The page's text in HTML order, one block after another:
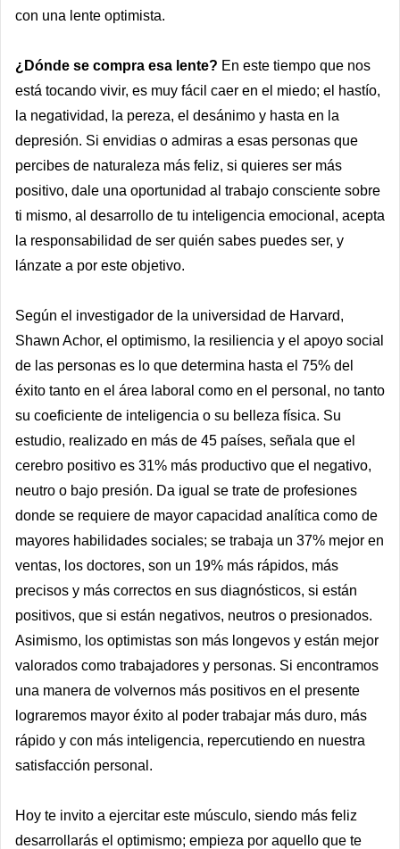
con una lente optimista.
¿Dónde se compra esa lente? En este tiempo que nos
está tocando vivir, es muy fácil caer en el miedo; el hastío,
la negatividad, la pereza, el desánimo y hasta en la
depresión. Si envidias o admiras a esas personas que
percibes de naturaleza más feliz, si quieres ser más
positivo, dale una oportunidad al trabajo consciente sobre
ti mismo, al desarrollo de tu inteligencia emocional, acepta
la responsabilidad de ser quién sabes puedes ser, y
lánzate a por este objetivo.
Según el investigador de la universidad de Harvard,
Shawn Achor, el optimismo, la resiliencia y el apoyo social
de las personas es lo que determina hasta el 75% del
éxito tanto en el área laboral como en el personal, no tanto
su coeficiente de inteligencia o su belleza física. Su
estudio, realizado en más de 45 países, señala que el
cerebro positivo es 31% más productivo que el negativo,
neutro o bajo presión. Da igual se trate de profesiones
donde se requiere de mayor capacidad analítica como de
mayores habilidades sociales; se trabaja un 37% mejor en
ventas, los doctores, son un 19% más rápidos, más
precisos y más correctos en sus diagnósticos, si están
positivos, que si están negativos, neutros o presionados.
Asimismo, los optimistas son más longevos y están mejor
valorados como trabajadores y personas. Si encontramos
una manera de volvernos más positivos en el presente
lograremos mayor éxito al poder trabajar más duro, más
rápido y con más inteligencia, repercutiendo en nuestra
satisfacción personal.
Hoy te invito a ejercitar este músculo, siendo más feliz
desarrollarás el optimismo; empieza por aquello que te